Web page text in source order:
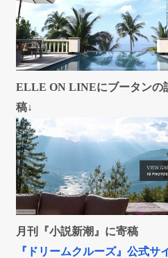
ELLE ON LINEにブータンの
稿↓
月刊『小説新潮』に寄稿
『ドリームクルーズ』公式サ